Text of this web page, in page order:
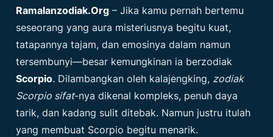
Ramalanzodiak.org – Jika kamu pernah bertemu
seseorang yang aura misteriusnya begitu kuat,
tatapannya tajam, dan emosinya dalam namun
tersembunyi—besar kemungkinan ia berzodiak
Scorpio. Dilambangkan oleh kalajengking, zodiak
Scorpio sifat-nya dikenal kompleks, penuh daya
tarik, dan kadang sulit ditebak. Namun justru itulah
yang membuat Scorpio begitu menarik.